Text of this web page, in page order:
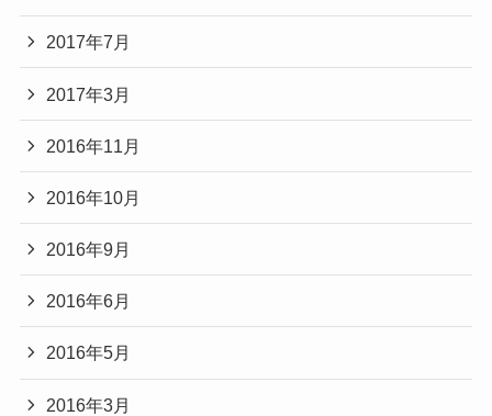
2017年7月
2017年3月
2016年11月
2016年10月
2016年9月
2016年6月
2016年5月
2016年3月